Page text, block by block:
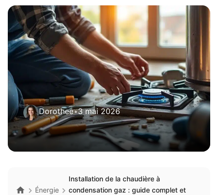
Dorothee•3 mai 2026
Énergie
Installation de la chaudière à
condensation gaz : guide complet et